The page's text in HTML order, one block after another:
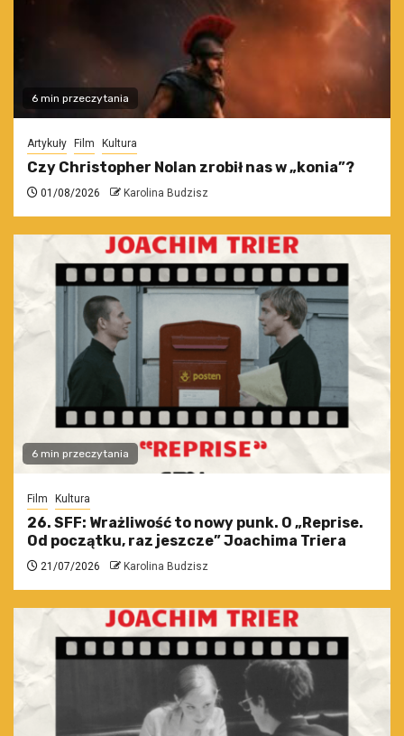
6 min przeczytania
Artykuły Film Kultura
Czy Christopher Nolan zrobił nas w „konia”?
01/08/2026 Karolina Budzisz
6 min przeczytania
Film Kultura
26. SFF: Wrażliwość to nowy punk. O „Reprise.
Od początku, raz jeszcze” Joachima Triera
21/07/2026 Karolina Budzisz